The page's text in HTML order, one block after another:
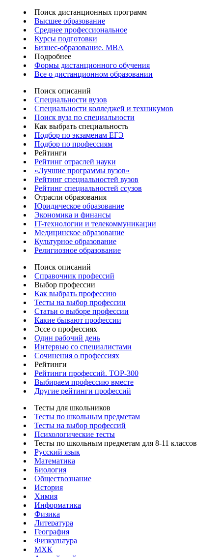
Поиск дистанционных программ
Высшее образование
Среднее профессиональное
Курсы подготовки
Бизнес-образование. MBA
Подробнее
Формы дистанционного обучения
Все о дистанционном образовании
Поиск описаний
Специальности вузов
Специальности колледжей и техникумов
Поиск вуза по специальности
Как выбрать специальность
Подбор по экзаменам ЕГЭ
Подбор по профессиям
Рейтинги
Рейтинг отраслей науки
«Лучшие программы вузов»
Рейтинг специальностей вузов
Рейтинг специальностей ссузов
Отрасли образования
Юридическое образование
Экономика и финансы
IT-технологии и телекоммуникации
Медицинское образование
Культурное образование
Религиозное образование
Поиск описаний
Справочник профессий
Выбор профессии
Как выбрать профессию
Тесты на выбор профессии
Статьи о выборе профессии
Какие бывают профессии
Эссе о профессиях
Один рабочий день
Интервью со специалистами
Сочинения о профессиях
Рейтинги
Рейтинги профессий. TOP-300
Выбираем профессию вместе
Другие рейтинги профессий
Тесты для школьников
Тесты по школьным предметам
Тесты на выбор профессий
Психологические тесты
Тесты по школьным предметам для 8-11 классов
Русский язык
Математика
Биология
Обществознание
История
Химия
Информатика
Физика
Литература
География
Физкультура
МХК